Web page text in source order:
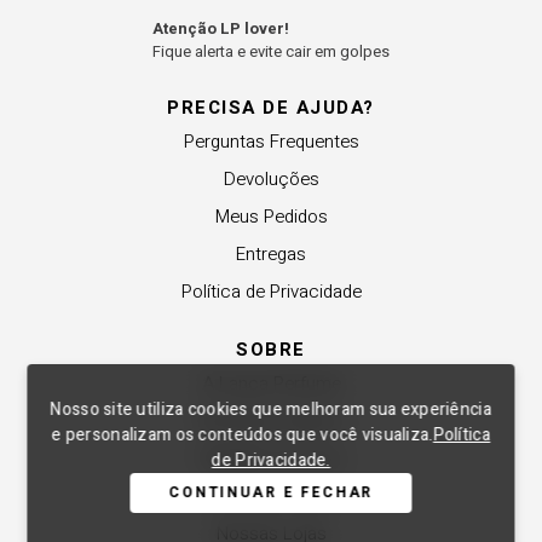
Nosso site utiliza cookies que melhoram sua experiência
e personalizam os conteúdos que você visualiza.Política
de Privacidade.
CONTINUAR E FECHAR
PRECISA DE AJUDA?
Perguntas Frequentes
Devoluções
Meus Pedidos
Entregas
Política de Privacidade
SOBRE
Revender a Marca
Trabalhe Conosco
Compre Local
Atenção LP lover!
Fique alerta e evite cair em golpes